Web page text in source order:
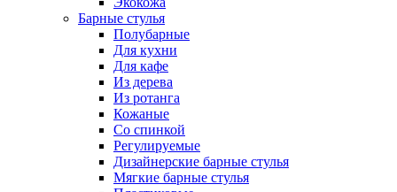
Барные стулья
Полубарные
Для кухни
Для кафе
Из дерева
Из ротанга
Кожаные
Со спинкой
Регулируемые
Дизайнерские барные стулья
Мягкие барные стулья